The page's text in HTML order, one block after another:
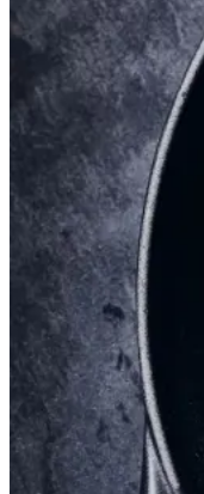
Braiseret
oksetværreb
rreb
Gem opskrift
Dansk mad
Vintermad
Aftensmad